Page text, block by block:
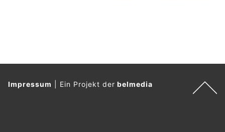
Impressum Ein Projekt derbelmedia